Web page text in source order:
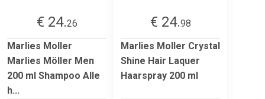
€ 24.26
Marlies Moller
Marlies Möller Men
200 ml Shampoo Alle
h...
€ 24.98
Marlies Moller Crystal
Shine Hair Laquer
Haarspray 200 ml